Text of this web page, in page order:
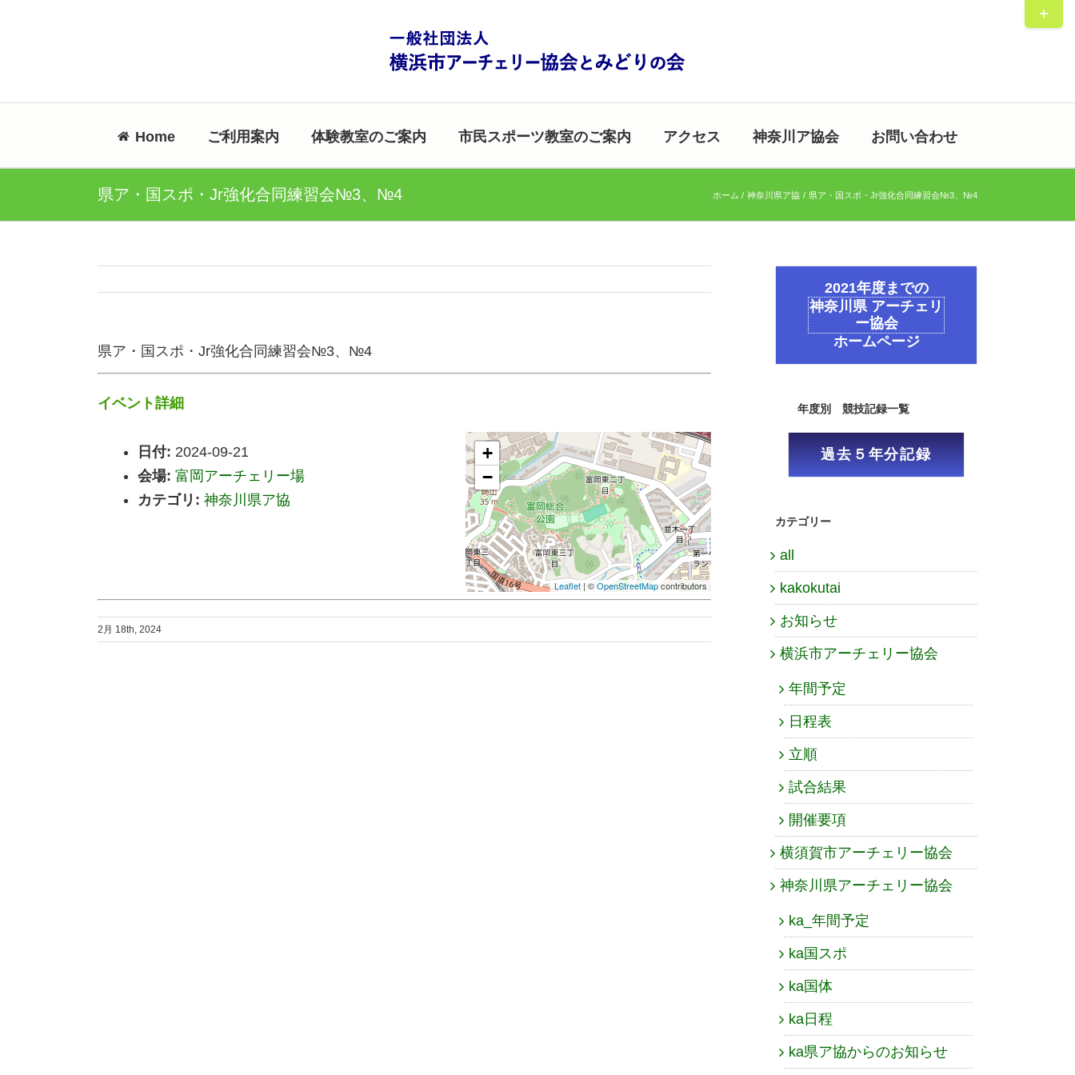
Home ご利用案内 体験教室のご案内 市民スポーツ教室のご案内 アクセス 神奈川ア協会 お問い合わせ
県ア・国スポ・Jr強化合同練習会№3、№4 ホーム 神奈川県ア協 県ア・国スポ・Jr強化合同練習会№3、№4
県ア・国スポ・Jr強化合同練習会№3、№4
イベント詳細
日付: 2024-09-21
会場: 富岡アーチェリー場
カテゴリ: 神奈川県ア協
+
−
Leaflet | ©OpenStreetMapcontributors
2月 18th, 2024
2021年度までの
神奈川県 アーチェリ
ー協会
ホームページ
年度別 競技記録一覧
過去５年分記録
カテゴリー
all
kakokutai
お知らせ
横浜市アーチェリー協会
年間予定
日程表
立順
試合結果
開催要項
横須賀市アーチェリー協会
神奈川県アーチェリー協会
ka_年間予定
ka国スポ
ka国体
ka日程
ka県ア協からのお知らせ
Toggle